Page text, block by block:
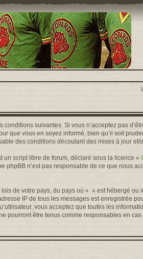
suivantes. Si vous n’acceptez pas
que vous en soyez informé, bien qu’il soit
des conditions découlant des mises à jour et/
un script libre de forum, déclaré sous la licence «
phpBB n’est pas responsable de ce que nous
de votre pays, du pays où « » est hébergé ou
IP de tous les messages est enregistrée
vous acceptez que toutes les
pourront être tenus comme responsables en